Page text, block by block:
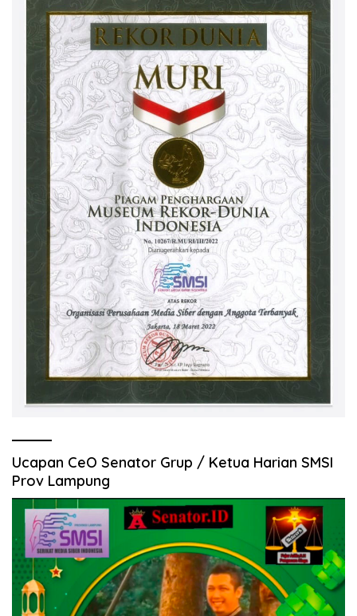
Ucapan CeO Senator Grup / Ketua Harian SMSI
Prov Lampung